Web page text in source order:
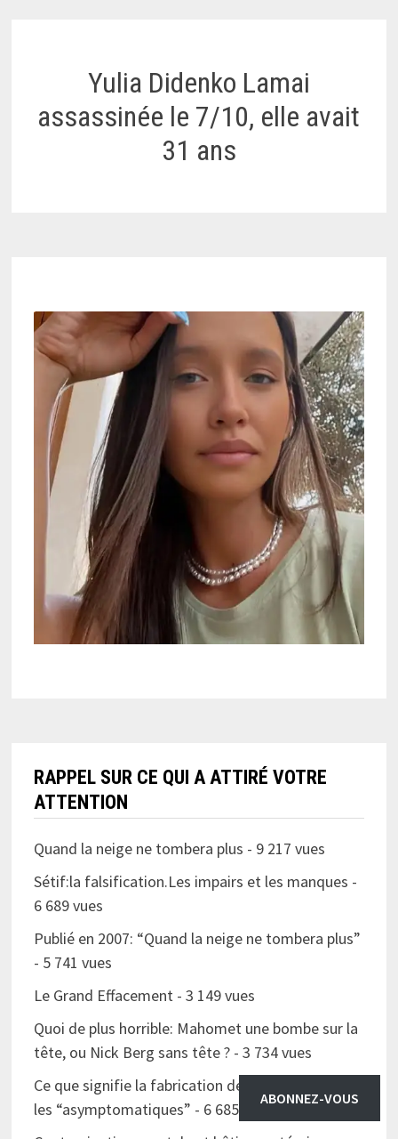
Yulia Didenko Lamai
assassinée le 7/10, elle avait
31 ans
RAPPEL SUR CE QUI A ATTIRÉ VOTRE
ATTENTION
Quand la neige ne tombera plus - 9 217 vues
Sétif:la falsification.Les impairs et les manques -
6 689 vues
Publié en 2007: “Quand la neige ne tombera plus”
- 5 741 vues
Le Grand Effacement- 3 149 vues
Quoi de plus horrible: Mahomet une bombe sur la
tête, ou Nick Berg sans tête ?- 3 734 vues
Ce que signifie la fabrication de “preuves” visant
les “asymptomatiques” - 6 685 vues
ABONNEZ-VOUS